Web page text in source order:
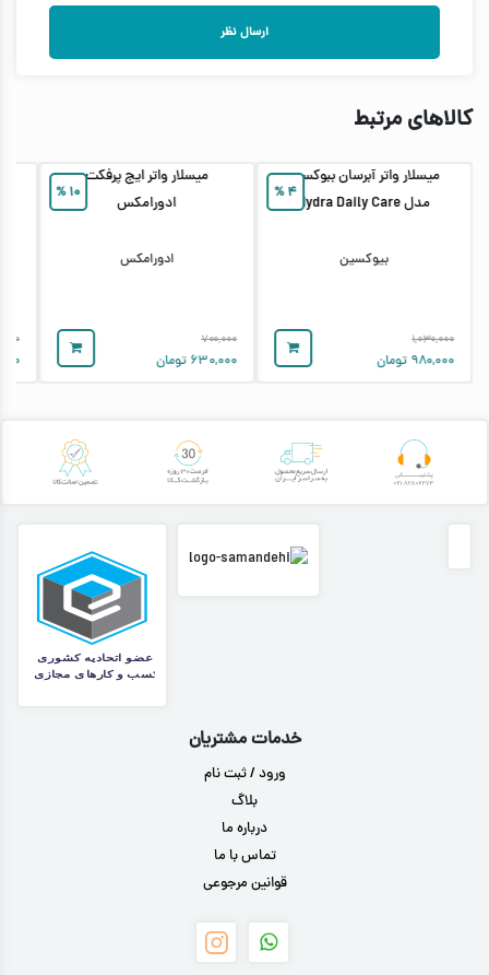
ارسال نظر
کالاهای مرتبط
۴ %
میسلار واتر آبرسان ببوکسین
مدل Hydra Daily Care
بیوکسین
۱,۰۳۰,۰۰۰
۹۸۰,۰۰۰ تومان
۱۰%
میسلار واتر ایج پرفکت
ادورامکس
ادورامکس
۷۰۰,۰۰۰
۶۳۰,۰۰۰ تومان
خدمات مشتریان
ورود / ثبت نام
بلاگ
درباره ما
تماس با ما
قوانین مرجوعی